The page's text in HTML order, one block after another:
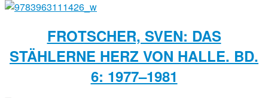
FROTSCHER, SVEN: DAS
STÄHLERNE HERZ VON HALLE. BD.
6: 1977–1981